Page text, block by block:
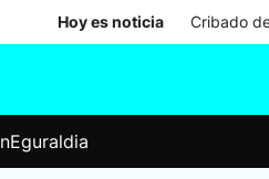
Hoy es noticia Cribado
Eguraldia